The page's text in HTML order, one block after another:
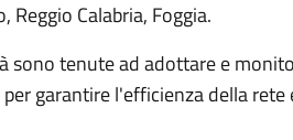
Reggio Calabria, Foggia.
sono tenute ad adottare e
garantire l'efficienza della rete